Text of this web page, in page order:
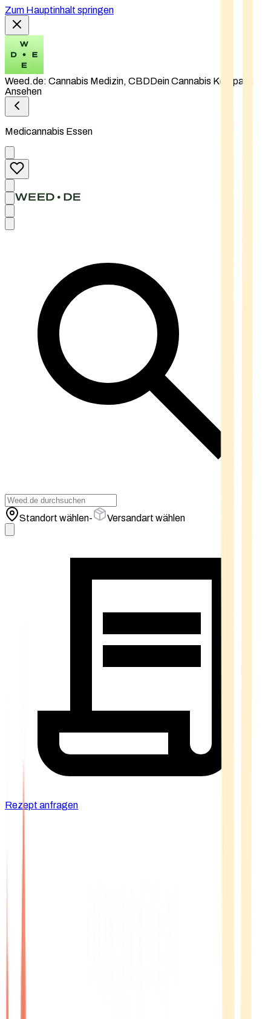
Zum Hauptinhalt springen
Weed.de: Cannabis Medizin, CBDDein Cannabis Kompass
Ansehen
Medicannabis Essen
Standort wählen- Versandart wählen
Rezept anfragen